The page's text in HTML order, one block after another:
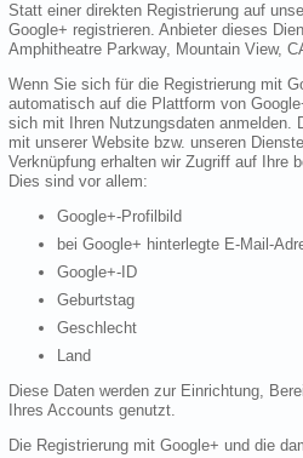
Statt einer direkten Registrierung auf
Google+ registrieren. Anbieter dieses
Amphitheatre Parkway, Mountain View,
Wenn Sie sich für die Registrierung mit
automatisch auf die Plattform von
sich mit Ihren Nutzungsdaten anmelden.
mit unserer Website bzw. unseren
Verknüpfung erhalten wir Zugriff auf Ihre
Dies sind vor allem:
Google+-Profilbild
bei Google+ hinterlegte E-Mail-
Google+-ID
Geburtstag
Geschlecht
Land
Diese Daten werden zur Einrichtung,
Ihres Accounts genutzt.
Die Registrierung mit Google+ und die